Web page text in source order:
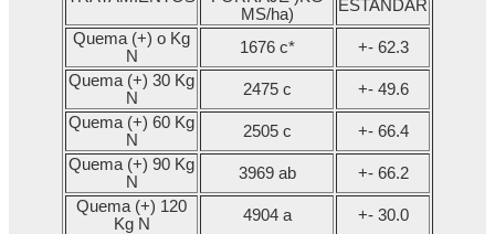
MS/ha)
ESTANDAR
Quema (+) o Kg
N
1676 c*
+- 62.3
Quema (+) 30 Kg
N
2475 c
+- 49.6
Quema (+) 60 Kg
N
2505 c
+- 66.4
Quema (+) 90 Kg
N
3969 ab
+- 66.2
Quema (+) 120
Kg N
4904 a +- 30.0